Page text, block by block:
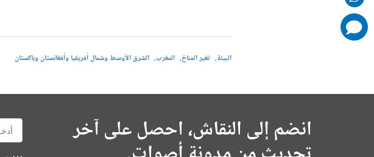
البيئة تغير المناخ المغرب الشرق الأوسط وشمال أفريقيا وأفغانستان وباكستان
انضم إلى النقاش، احصل على آخر
E-
mail:
comments
added